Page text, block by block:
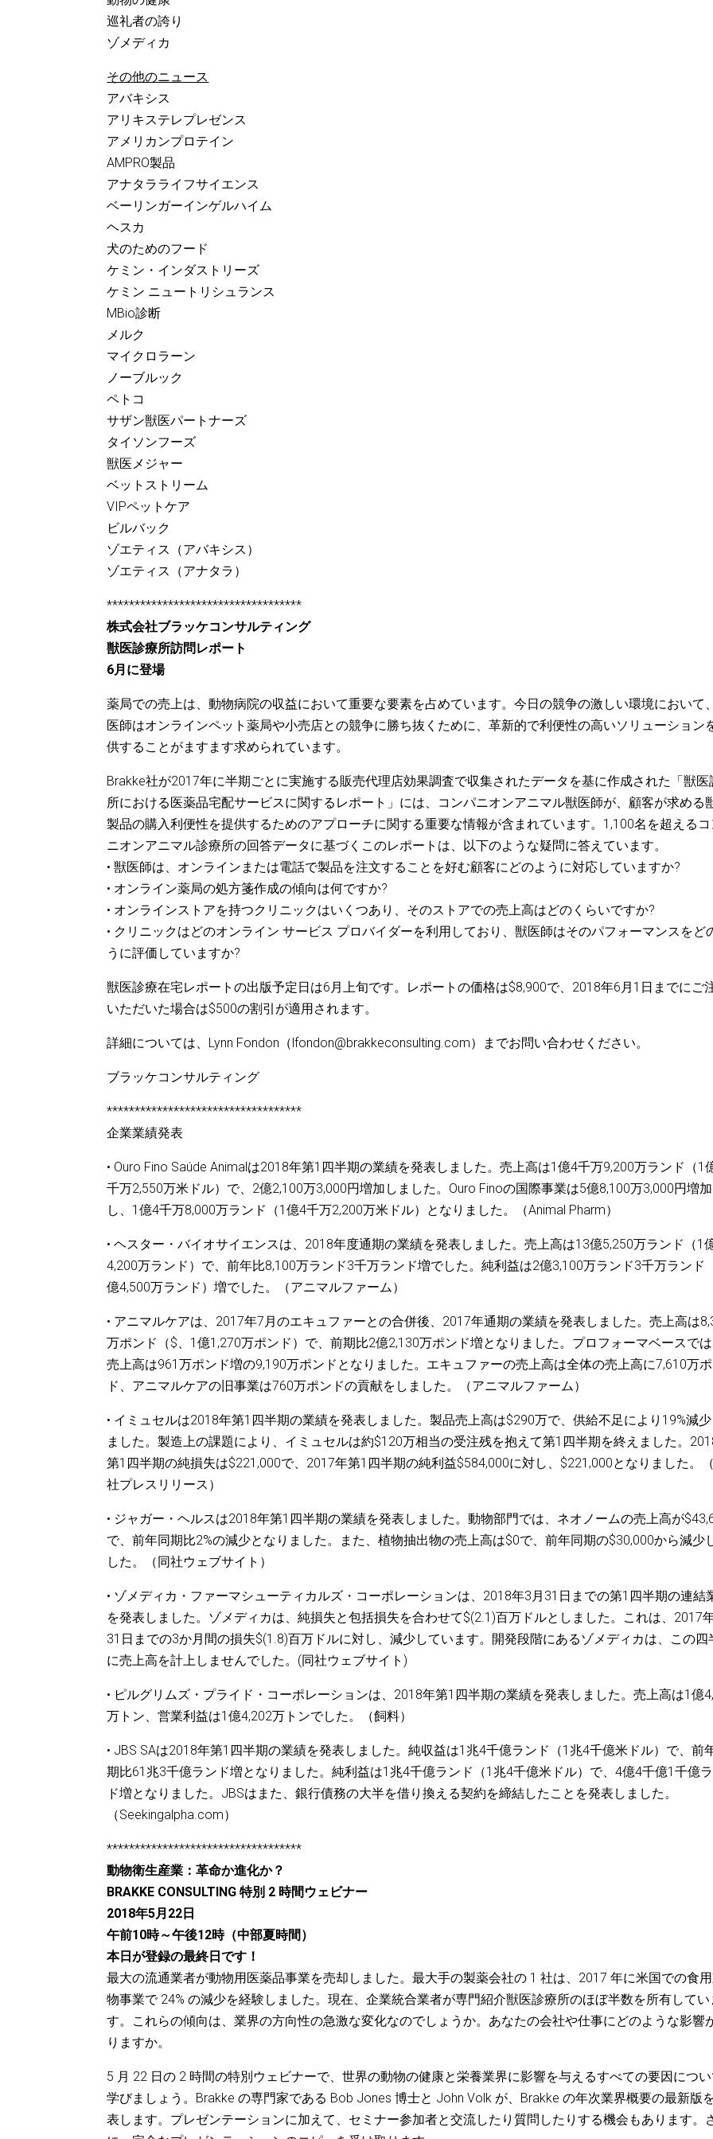
巡礼者の誇り
ゾメディカ
その他のニュース
アバキシス
アリキステレプレゼンス
アメリカンプロテイン
AMPRO製品
アナタラライフサイエンス
ベーリンガーインゲルハイム
ヘスカ
犬のためのフード
ケミン・インダストリーズ
ケミン ニュートリシュランス
MBio診断
メルク
マイクロラーン
ノーブルック
ペトコ
サザン獣医パートナーズ
タイソンフーズ
獣医メジャー
ベットストリーム
VIPペットケア
ビルバック
ゾエティス（アバキシス）
ゾエティス（アナタラ）
***********************************
株式会社ブラッケコンサルティング
獣医診療所訪問レポート
6月に登場
薬局での売上は、動物病院の収益において重要な要素を占めています。今日の競争の激しい環境において
医師はオンラインペット薬局や小売店との競争に勝ち抜くために、革新的で利便性の高いソリューション
供することがますます求められています。
Brakke社が2017年に半期ごとに実施する販売代理店効果調査で収集されたデータを基に作成された「獣医
所における医薬品宅配サービスに関するレポート」には、コンパニオンアニマル獣医師が、顧客が求める
製品の購入利便性を提供するためのアプローチに関する重要な情報が含まれています。1,100名を超える
ニオンアニマル診療所の回答データに基づくこのレポートは、以下のような疑問に答えています。
• 獣医師は、オンラインまたは電話で製品を注文することを好む顧客にどのように対応していますか?
• オンライン薬局の処方箋作成の傾向は何ですか?
• オンラインストアを持つクリニックはいくつあり、そのストアでの売上高はどのくらいですか?
• クリニックはどのオンライン サービス プロバイダーを利用しており、獣医師はそのパフォーマンスをど
うに評価していますか?
獣医診療在宅レポートの出版予定日は6月上旬です。レポートの価格は$8,900で、2018年6月1日までにご
いただいた場合は$500の割引が適用されます。
詳細については、Lynn Fondon（lfondon@brakkeconsulting.com）までお問い合わせください。
ブラッケコンサルティング
***********************************
企業業績発表
• Ouro Fino Saúde Animalは2018年第1四半期の業績を発表しました。売上高は1億4千万9,200万ランド（1
千万2,550万米ドル）で、2億2,100万3,000円増加しました。Ouro Finoの国際事業は5億8,100万3,000円増加
し、1億4千万8,000万ランド（1億4千万2,200万米ドル）となりました。（Animal Pharm）
• ヘスター・バイオサイエンスは、2018年度通期の業績を発表しました。売上高は13億5,250万ランド（1
4,200万ランド）で、前年比8,100万ランド3千万ランド増でした。純利益は2億3,100万ランド3千万ランド
億4,500万ランド）増でした。（アニマルファーム）
• アニマルケアは、2017年7月のエキュファーとの合併後、2017年通期の業績を発表しました。売上高は
万ポンド（$、1億1,270万ポンド）で、前期比2億2,130万ポンド増となりました。プロフォーマベースで
売上高は961万ポンド増の9,190万ポンドとなりました。エキュファーの売上高は全体の売上高に7,610万
ド、アニマルケアの旧事業は760万ポンドの貢献をしました。（アニマルファーム）
• イミュセルは2018年第1四半期の業績を発表しました。製品売上高は$290万で、供給不足により19%減
ました。製造上の課題により、イミュセルは約$120万相当の受注残を抱えて第1四半期を終えました。
第1四半期の純損失は$221,000で、2017年第1四半期の純利益$584,000に対し、$221,000となりました。
社プレスリリース）
• ジャガー・ヘルスは2018年第1四半期の業績を発表しました。動物部門では、ネオノームの売上高が
で、前年同期比2%の減少となりました。また、植物抽出物の売上高は$0で、前年同期の$30,000から減少
した。（同社ウェブサイト）
• ゾメディカ・ファーマシューティカルズ・コーポレーションは、2018年3月31日までの第1四半期の連結
を発表しました。ゾメディカは、純損失と包括損失を合わせて$(2.1)百万ドルとしました。これは、2017
31日までの3か月間の損失$(1.8)百万ドルに対し、減少しています。開発段階にあるゾメディカは、この四
に売上高を計上しませんでした。(同社ウェブサイト)
• ピルグリムズ・プライド・コーポレーションは、2018年第1四半期の業績を発表しました。売上高は1億
万トン、営業利益は1億4,202万トンでした。（飼料）
• JBS SAは2018年第1四半期の業績を発表しました。純収益は1兆4千億ランド（1兆4千億米ドル）で、前
期比61兆3千億ランド増となりました。純利益は1兆4千億ランド（1兆4千億米ドル）で、4億4千億1千億
ド増となりました。JBSはまた、銀行債務の大半を借り換える契約を締結したことを発表しました。
（Seekingalpha.com）
***********************************
動物衛生産業：革命か進化か？
BRAKKE CONSULTING 特別 2 時間ウェビナー
2018年5月22日
午前10時～午後12時（中部夏時間）
本日が登録の最終日です！
最大の流通業者が動物用医薬品事業を売却しました。最大手の製薬会社の 1 社は、2017 年に米国での食
物事業で 24% の減少を経験しました。現在、企業統合業者が専門紹介獣医診療所のほぼ半数を所有してい
す。これらの傾向は、業界の方向性の急激な変化なのでしょうか。あなたの会社や仕事にどのような影響
りますか。
5 月 22 日の 2 時間の特別ウェビナーで、世界の動物の健康と栄養業界に影響を与えるすべての要因につ
学びましょう。Brakke の専門家である Bob Jones 博士と John Volk が、Brakke の年次業界概要の最新版
表します。プレゼンテーションに加えて、セミナー参加者と交流したり質問したりする機会もあります。